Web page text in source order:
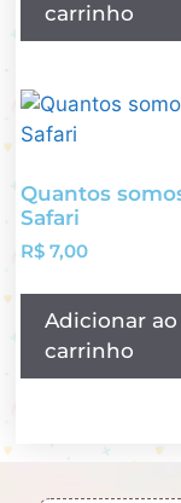
carrinho
Quantos
Safari
R$ 7,00
Adicionar ao
carrinho